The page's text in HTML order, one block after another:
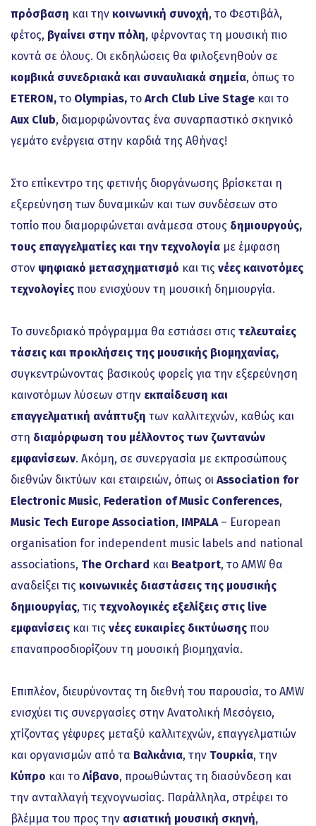
πρόσβαση και την κοινωνική συνοχή, το Φεστιβάλ,
φέτος, βγαίνει στην πόλη, φέρνοντας τη μουσική πιο
κοντά σε όλους. Οι εκδηλώσεις θα φιλοξενηθούν σε
κομβικά συνεδριακά και συναυλιακά σημεία, όπως το
ETERON, το Olympias, το Arch Club Live Stage και το
Aux Club, διαμορφώνοντας ένα συναρπαστικό σκηνικό
γεμάτο ενέργεια στην καρδιά της Αθήνας!
Στο επίκεντρο της φετινής διοργάνωσης βρίσκεται η
εξερεύνηση των δυναμικών και των συνδέσεων στο
τοπίο που διαμορφώνεται ανάμεσα στους δημιουργούς,
τους επαγγελματίες και την τεχνολογία με έμφαση
στον ψηφιακό μετασχηματισμό και τις νέες καινοτόμες
τεχνολογίες που ενισχύουν τη μουσική δημιουργία.
Το συνεδριακό πρόγραμμα θα εστιάσει στις τελευταίες
τάσεις και προκλήσεις της μουσικής βιομηχανίας,
συγκεντρώνοντας βασικούς φορείς για την εξερεύνηση
καινοτόμων λύσεων στην εκπαίδευση και
επαγγελματική ανάπτυξη των καλλιτεχνών, καθώς και
στη διαμόρφωση του μέλλοντος των ζωντανών
εμφανίσεων. Ακόμη, σε συνεργασία με εκπροσώπους
διεθνών δικτύων και εταιρειών, όπως οι Association for
Electronic Music, Federation of Music Conferences,
Music Tech Europe Association, IMPALA – European
organisation for independent music labels and national
associations, The Orchard και Beatport, το AMW θα
αναδείξει τις κοινωνικές διαστάσεις της μουσικής
δημιουργίας, τις τεχνολογικές εξελίξεις στις live
εμφανίσεις και τις νέες ευκαιρίες δικτύωσης που
επαναπροσδιορίζουν τη μουσική βιομηχανία.
Επιπλέον, διευρύνοντας τη διεθνή του παρουσία, το AMW
ενισχύει τις συνεργασίες στην Ανατολική Μεσόγειο,
χτίζοντας γέφυρες μεταξύ καλλιτεχνών, επαγγελματιών
και οργανισμών από τα Βαλκάνια, την Τουρκία, την
Κύπρο και το Λίβανο, προωθώντας τη διασύνδεση και
την ανταλλαγή τεχνογνωσίας. Παράλληλα, στρέφει το
βλέμμα του προς την ασιατική μουσική σκηνή,